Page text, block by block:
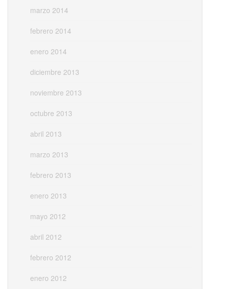
marzo 2014
febrero 2014
enero 2014
diciembre 2013
noviembre 2013
octubre 2013
abril 2013
marzo 2013
febrero 2013
enero 2013
mayo 2012
abril 2012
febrero 2012
enero 2012